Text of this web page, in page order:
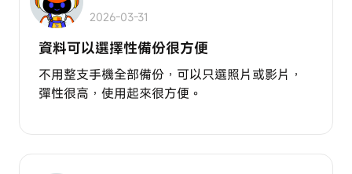
2026-03-31
資料可以選擇性備份很方便
不用整支手機全部備份，可以只選照片或影片，
彈性很高，使用起來很方便。